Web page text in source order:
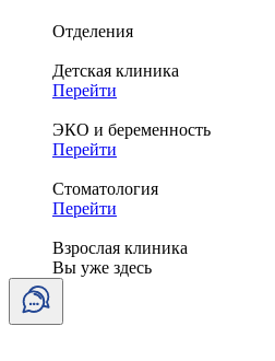
Отделения
Детская клиника
Перейти
ЭКО и беременность
Перейти
Стоматология
Перейти
Взрослая клиника
Вы уже здесь